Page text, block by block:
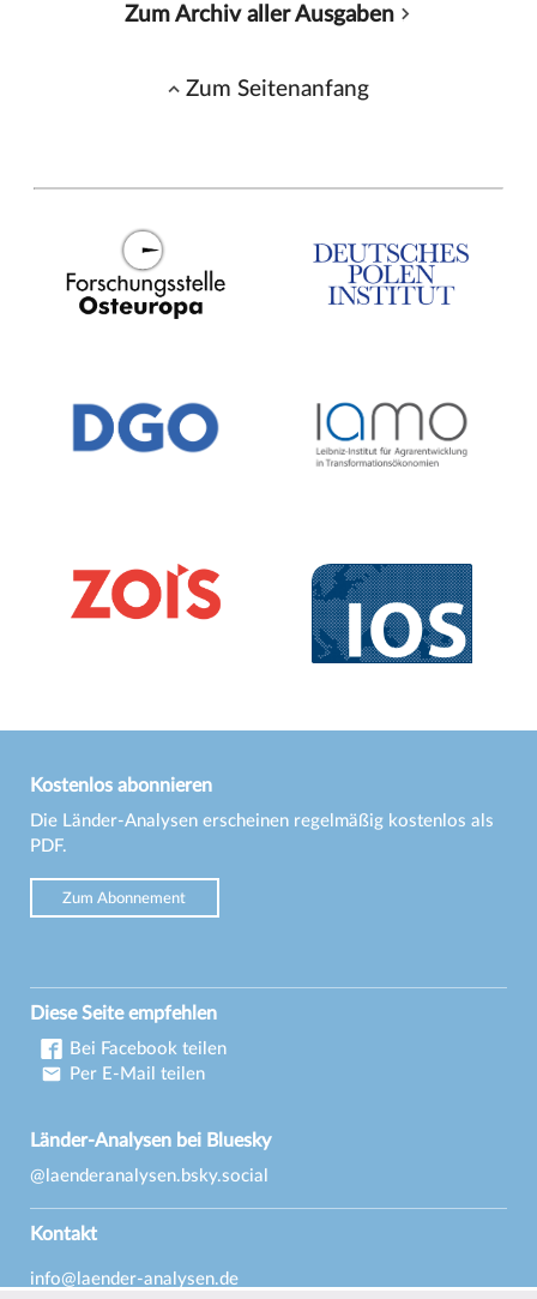
Zum Archiv aller Ausgaben
Zum Seitenanfang
Kostenlos abonnieren
Die Länder-Analysen erscheinen regelmäßig kostenlos als
PDF.
Zum Abonnement
Diese Seite empfehlen
Bei Facebook teilen
Per E-Mail teilen
Länder-Analysen bei Bluesky
@laenderanalysen.bsky.social
Kontakt
info@laender-analysen.de